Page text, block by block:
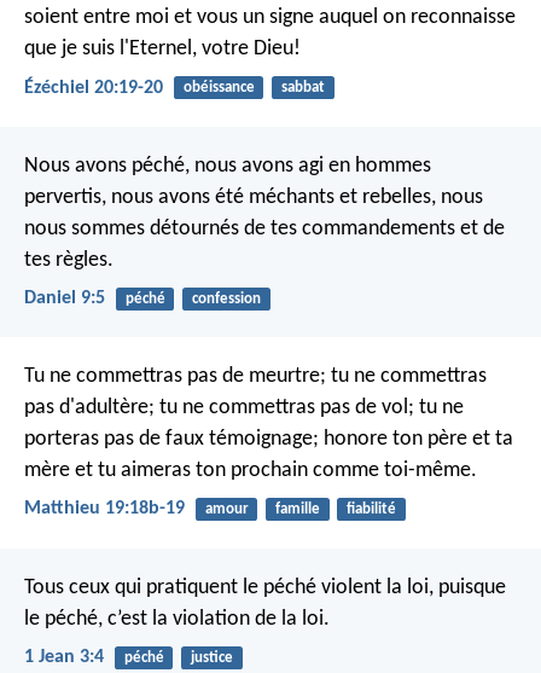
soient entre moi et vous un signe auquel on reconnaisse
que je suis l'Eternel, votre Dieu!
Ézéchiel 20:19-20 obéissance sabbat
Nous avons péché, nous avons agi en hommes
pervertis, nous avons été méchants et rebelles, nous
nous sommes détournés de tes commandements et de
tes règles.
Daniel 9:5 péché confession
Tu ne commettras pas de meurtre; tu ne commettras
pas d'adultère; tu ne commettras pas de vol; tu ne
porteras pas de faux témoignage; honore ton père et ta
mère et tu aimeras ton prochain comme toi-même.
Matthieu 19:18b-19 amour famille fiabilité
Tous ceux qui pratiquent le péché violent la loi, puisque
le péché, c’est la violation de la loi.
1 Jean 3:4 péché justice